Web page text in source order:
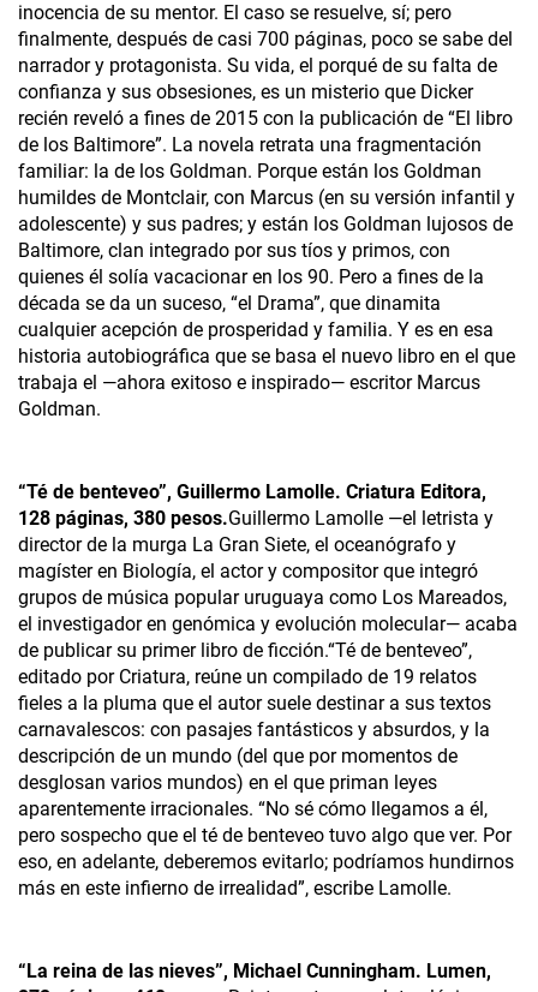
inocencia de su mentor. El caso se resuelve, sí; pero
finalmente, después de casi 700 páginas, poco se sabe del
narrador y protagonista. Su vida, el porqué de su falta de
confianza y sus obsesiones, es un misterio que Dicker
recién reveló a fines de 2015 con la publicación de “El libro
de los Baltimore”. La novela retrata una fragmentación
familiar: la de los Goldman. Porque están los Goldman
humildes de Montclair, con Marcus (en su versión infantil y
adolescente) y sus padres; y están los Goldman lujosos de
Baltimore, clan integrado por sus tíos y primos, con
quienes él solía vacacionar en los 90. Pero a fines de la
década se da un suceso, “el Drama”, que dinamita
cualquier acepción de prosperidad y familia. Y es en esa
historia autobiográfica que se basa el nuevo libro en el que
trabaja el —ahora exitoso e inspirado— escritor Marcus
Goldman.
“Té de benteveo”, Guillermo Lamolle. Criatura Editora,
128 páginas, 380 pesos.Guillermo Lamolle —el letrista y
director de la murga La Gran Siete, el oceanógrafo y
magíster en Biología, el actor y compositor que integró
grupos de música popular uruguaya como Los Mareados,
el investigador en genómica y evolución molecular— acaba
de publicar su primer libro de ficción.“Té de benteveo”,
editado por Criatura, reúne un compilado de 19 relatos
fieles a la pluma que el autor suele destinar a sus textos
carnavalescos: con pasajes fantásticos y absurdos, y la
descripción de un mundo (del que por momentos de
desglosan varios mundos) en el que priman leyes
aparentemente irracionales. “No sé cómo llegamos a él,
pero sospecho que el té de benteveo tuvo algo que ver. Por
eso, en adelante, deberemos evitarlo; podríamos hundirnos
más en este infierno de irrealidad”, escribe Lamolle.
“La reina de las nieves”, Michael Cunningham­. Lumen,